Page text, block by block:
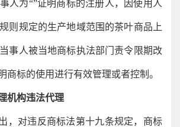
人为“”证明商标的注册人，因使用人
则规定的生产地域范围的茶叶商品上
事人被当地商标执法部门责令限期改
商标的使用进行有效管理或者控制。
机构违法代理
，对违反商标法第十九条规定，商标